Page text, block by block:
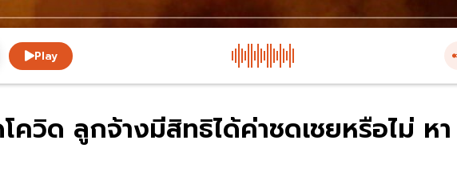
Play
โควิด ลูกจ้างมีสิทธิได้ค่าชดเชยหรือไม่ หา